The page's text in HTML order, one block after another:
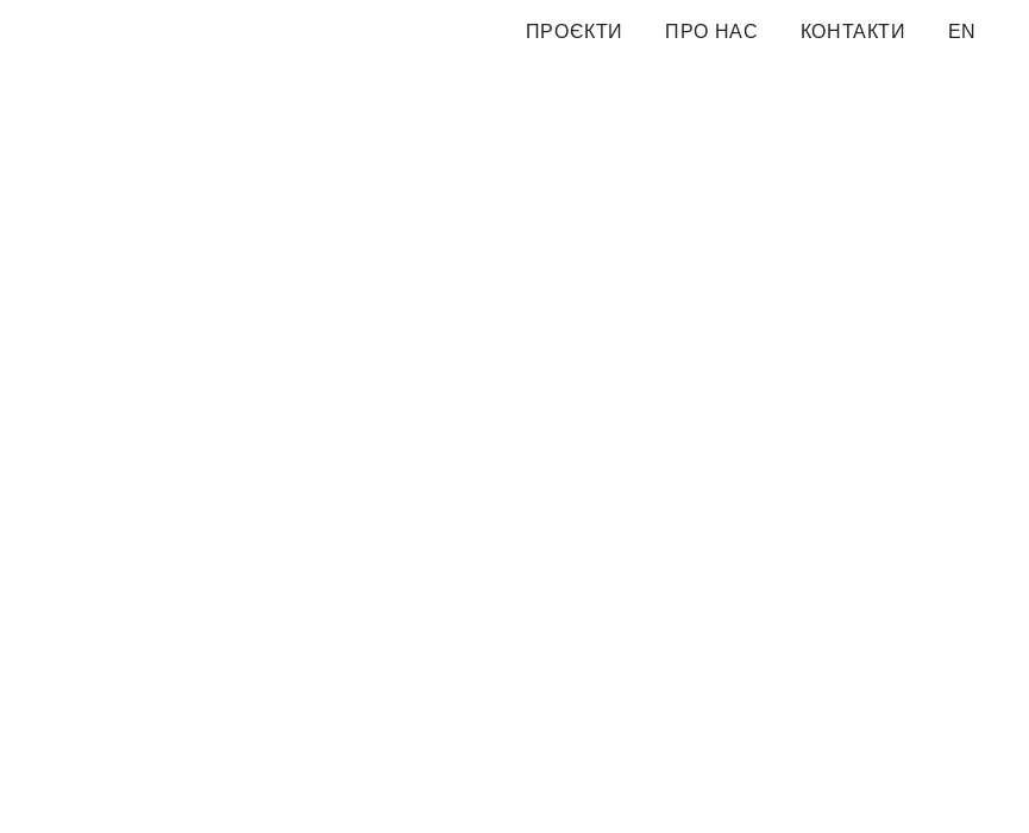
ПРОЄКТИ ПРО НАС КОНТАКТИ EN